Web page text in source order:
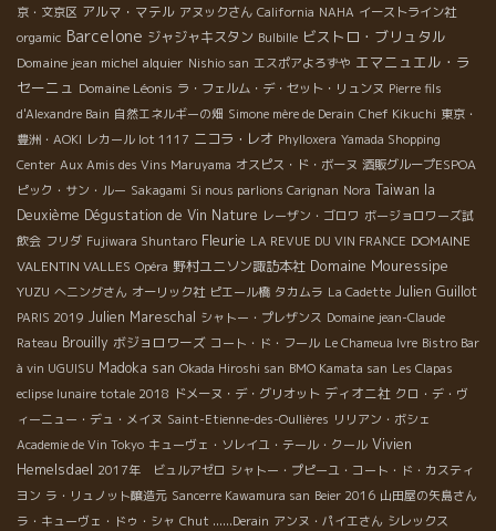
京・文京区 アルマ・マテル アヌックさん California NAHA イーストライン社
orgamic Barcelone ジャジャキスタン Bulbille ビストロ・ブリュタル
Domaine jean michel alquier Nishio san エスポアよろずや エマニュエル・ラ
セーニュ Domaine Léonis ラ・フェルム・デ・セット・リュンヌ Pierre fils
d'Alexandre Bain 自然エネルギーの畑 Simone mère de Derain Chef Kikuchi 東京・
豊洲・AOKI レカール lot 1117 ニコラ・レオ Phylloxera Yamada Shopping
Center Aux Amis des Vins Maruyama オスピス・ド・ボーヌ 酒販グループESPOA
ピック・サン・ルー Sakagami Si nous parlions Carignan Nora Taiwan la
Deuxième Dégustation de Vin Nature レーザン・ゴロワ ボージョロワーズ試
飲会 フリダ Fujiwara Shuntaro Fleurie LA REVUE DU VIN FRANCE DOMAINE
VALENTIN VALLES Opéra 野村ユニソン諏訪本社 Domaine Mouressipe
YUZU へニングさん オーリック社 ピエール橋 タカムラ La Cadette Julien Guillot
PARIS 2019 Julien Mareschal シャトー・プレザンス Domaine jean-Claude
Rateau Brouilly ボジョロワーズ コート・ド・フール Le Chameua Ivre Bistro Bar
à vin UGUISU Madoka san Okada Hiroshi san BMO Kamata san Les Clapas
eclipse lunaire totale 2018 ドメーヌ・デ・グリオット ディオニ社 クロ・デ・ヴ
ィーニュー・デュ・メイヌ Saint-Etienne-des-Oullières リリアン・ボシェ
Academie de Vin Tokyo キューヴェ・ソレイユ・テール・クール Vivien
Hemelsdael 2017年 ビュルアゼロ シャトー・プピーユ・コート・ド・カスティ
ヨン ラ・リュノット醸造元 Sancerre Kawamura san Beier 2016 山田屋の矢島さん
ラ・キューヴェ・ドゥ・シャ Chut ......Derain アンヌ・パイエさん シレックス